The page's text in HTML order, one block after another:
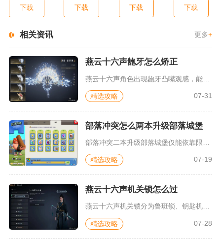
下载 下载 下载 下载
相关资讯 更多+
燕云十六声龅牙怎么矫正
燕云十六声角色出现龅牙凸嘴观感，能够通过捏脸界面调整唇部、下...
精选攻略 07-31
部落冲突怎么两本升级部落城堡
精选攻略 07-19
燕云十六声机关锁怎么过
燕云十六声机关锁分为鲁班锁、钥匙机关锁、场景联动机关三类，全...
精选攻略 07-28